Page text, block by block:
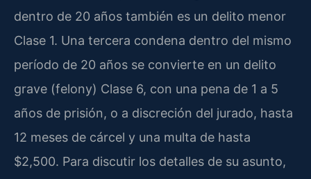
dentro de 20 años también es un delito menor
Clase 1. Una tercera condena dentro del mismo
período de 20 años se convierte en un delito
grave (felony) Clase 6, con una pena de 1 a 5
años de prisión, o a discreción del jurado, hasta
12 meses de cárcel y una multa de hasta
$2,500. Para discutir los detalles de su asunto,